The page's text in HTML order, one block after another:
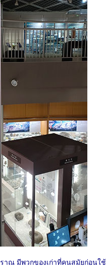
าณ มีพวกของเก่าที่คนสมัยก่อนใช้